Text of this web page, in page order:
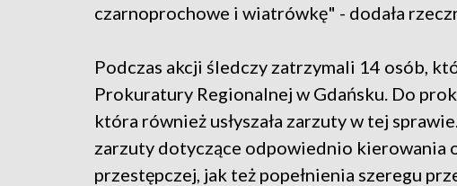
czarnoprochowe i wiatrówkę" - dodała
Podczas akcji śledczy zatrzymali 14 osób,
Prokuratury Regionalnej w Gdańsku. Do
która również usłyszała zarzuty w tej
zarzuty dotyczące odpowiednio kierowania
przestępczej, jak też popełnienia szeregu